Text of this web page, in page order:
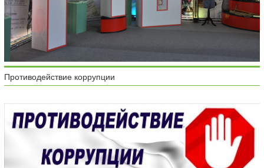
Противодействие коррупции